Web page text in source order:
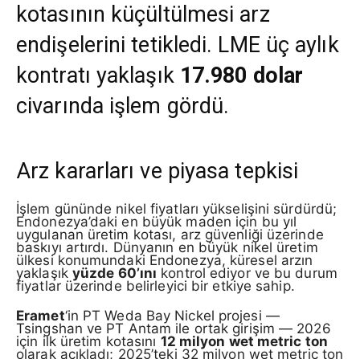
kotasının küçültülmesi arz
endişelerini tetikledi. LME üç aylık
kontratı yaklaşık 17.980 dolar
civarında işlem gördü.
Arz kararları ve piyasa tepkisi
İşlem gününde nikel fiyatları yükselişini sürdürdü;
Endonezya’daki en büyük maden için bu yıl
uygulanan üretim kotası, arz güvenliği üzerinde
baskıyı artırdı. Dünyanın en büyük nikel üretim
ülkesi konumundaki Endonezya, küresel arzın
yaklaşık yüzde 60’ını kontrol ediyor ve bu durum
fiyatlar üzerinde belirleyici bir etkiye sahip.
Eramet‘in PT Weda Bay Nickel projesi —
Tsingshan ve PT Antam ile ortak girişim — 2026
için ilk üretim kotasını 12 milyon wet metric ton
olarak açıkladı; 2025’teki 32 milyon wet metric ton